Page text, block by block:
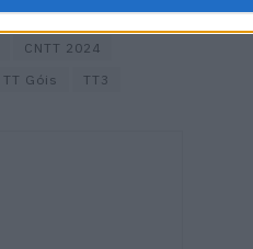
CNTT 2024
TT Góis TT3